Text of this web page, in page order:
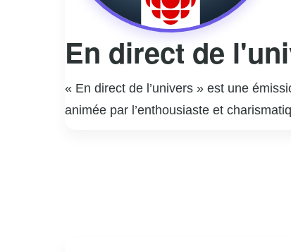
En direct de
« En direct de l’univers » est une
animée par l’enthousiaste et
des anecdotes personnelles, créant
grâce à son approche humaine et